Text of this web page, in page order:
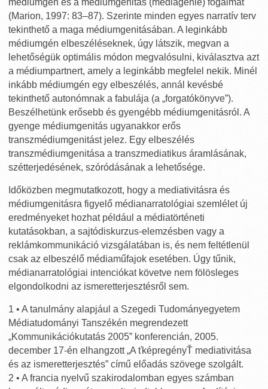
médiumgén és a médiumgenitás (médiagénie) fogalmát
(Marion, 1997: 83–87). Szerinte minden egyes narratív terv
tekinthető a maga médiumgenitásában. A leginkább
médiumgén elbeszéléseknek, úgy látszik, megvan a
lehetőségük optimális módon megvalósulni, kiválasztva azt
a médiumpartnert, amely a leginkább megfelel nekik. Minél
inkább médiumgén egy elbeszélés, annál kevésbé
tekinthető autonómnak a fabulája (a „forgatókönyve”).
Beszélhetünk erősebb és gyengébb médiumgenitásról. A
gyenge médiumgenitás ugyanakkor erős
transzmédiumgenitást jelez. Egy elbeszélés
transzmédiumgenitása a transzmediatikus áramlásának,
szétterjedésének, szóródásának a lehetősége.
Időközben megmutatkozott, hogy a mediativitásra és
médiumgenitásra figyelő médianarratológiai szemlélet új
eredményeket hozhat például a médiatörténeti
kutatásokban, a sajtódiskurzus-elemzésben vagy a
reklámkommunikáció vizsgálatában is, és nem feltétlenül
csak az elbeszélő médiaműfajok esetében. Úgy tűnik,
médianarratológiai intenciókat követve nem fölösleges
elgondolkodni az ismeretterjesztésről sem.
1 • A tanulmány alapjául a Szegedi Tudományegyetem
Médiatudományi Tanszékén megrendezett
„Kommunikációkutatás 2005” konferencián, 2005.
december 17-én elhangzott „A ťképregényŤ mediativitása
és az ismeretterjesztés” című előadás szövege szolgált.
2 • A francia nyelvű szakirodalomban egyes számban